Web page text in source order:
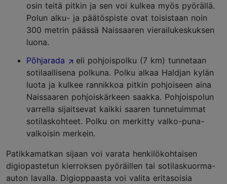
osin teitä pitkin ja sen voi kulkea myös pyörällä.
Polun alku- ja päätöspiste ovat toisistaan noin
300 metrin päässä Naissaaren vierailukeskuksen
luona.
Põhjarada
eli pohjoispolku (7 km) tunnetaan
sotilaallisena polkuna. Polku alkaa Haldjan kylän
luota ja kulkee rannikkoa pitkin pohjoiseen aina
Naissaaren pohjoiskärkeen saakka. Pohjoispolun
varrella sijaitsevat kaikki saaren tunnetuimmat
sotilaskohteet. Polku on merkitty valko-puna-
valkoisin merkein.
Patikkamatkan sijaan voi varata henkilökohtaisen
digiopastetun kierroksen pyöräillen tai sotilaskuorma-
auton lavalla. Digioppaasta voi valita eritasoisia